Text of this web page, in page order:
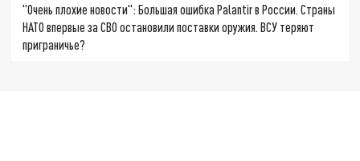
"Очень плохие новости": Большая ошибка Palantir в России. Страны
НАТО впервые за СВО остановили поставки оружия. ВСУ теряют
приграничье?